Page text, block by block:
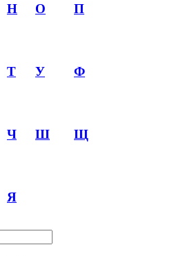
Н О П
Т У Ф
Ч Ш Щ
Я